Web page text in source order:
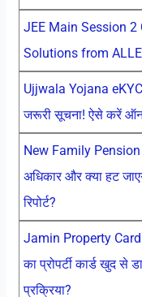
JEE Main Session
Solutions from
Ujjwala Yojana
जरूरी सूचना! ऐसे करें
New Family Pension
अधिकार और क्या हट
रिपोर्ट?
Jamin Property Card
का प्रोपर्टी कार्ड खुद से
प्रक्रिया?